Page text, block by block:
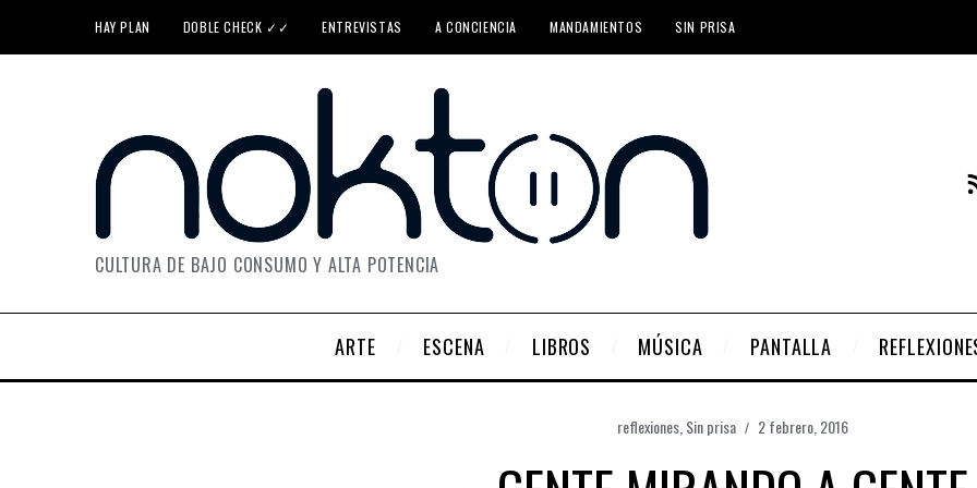
HAY PLAN DOBLE CHECK ✓✓ ENTREVISTAS A CONCIENCIA MANDAMIENTOS SIN PRISA
CULTURA DE BAJO CONSUMO Y ALTA POTENCIA
ARTE ESCENA LIBROS MÚSICA PANTALLA
reflexiones Sin prisa 2 febrero, 2016